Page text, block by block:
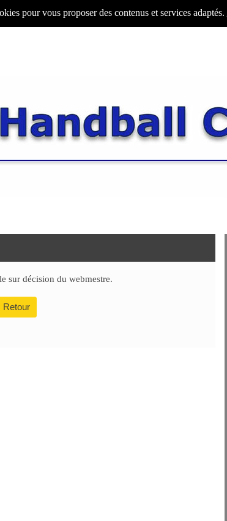
pour vous proposer des contenus et services adaptés.
sur décision du webmestre.
Retour